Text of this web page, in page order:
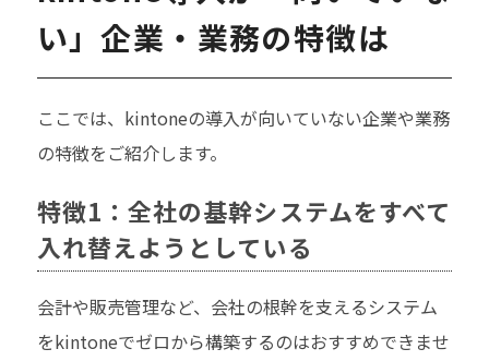
い」企業・業務の特徴は
ここでは、kintoneの導入が向いていない企業や業務
の特徴をご紹介します。
特徴1：全社の基幹システムをすべて
入れ替えようとしている
会計や販売管理など、会社の根幹を支えるシステム
をkintoneでゼロから構築するのはおすすめできませ